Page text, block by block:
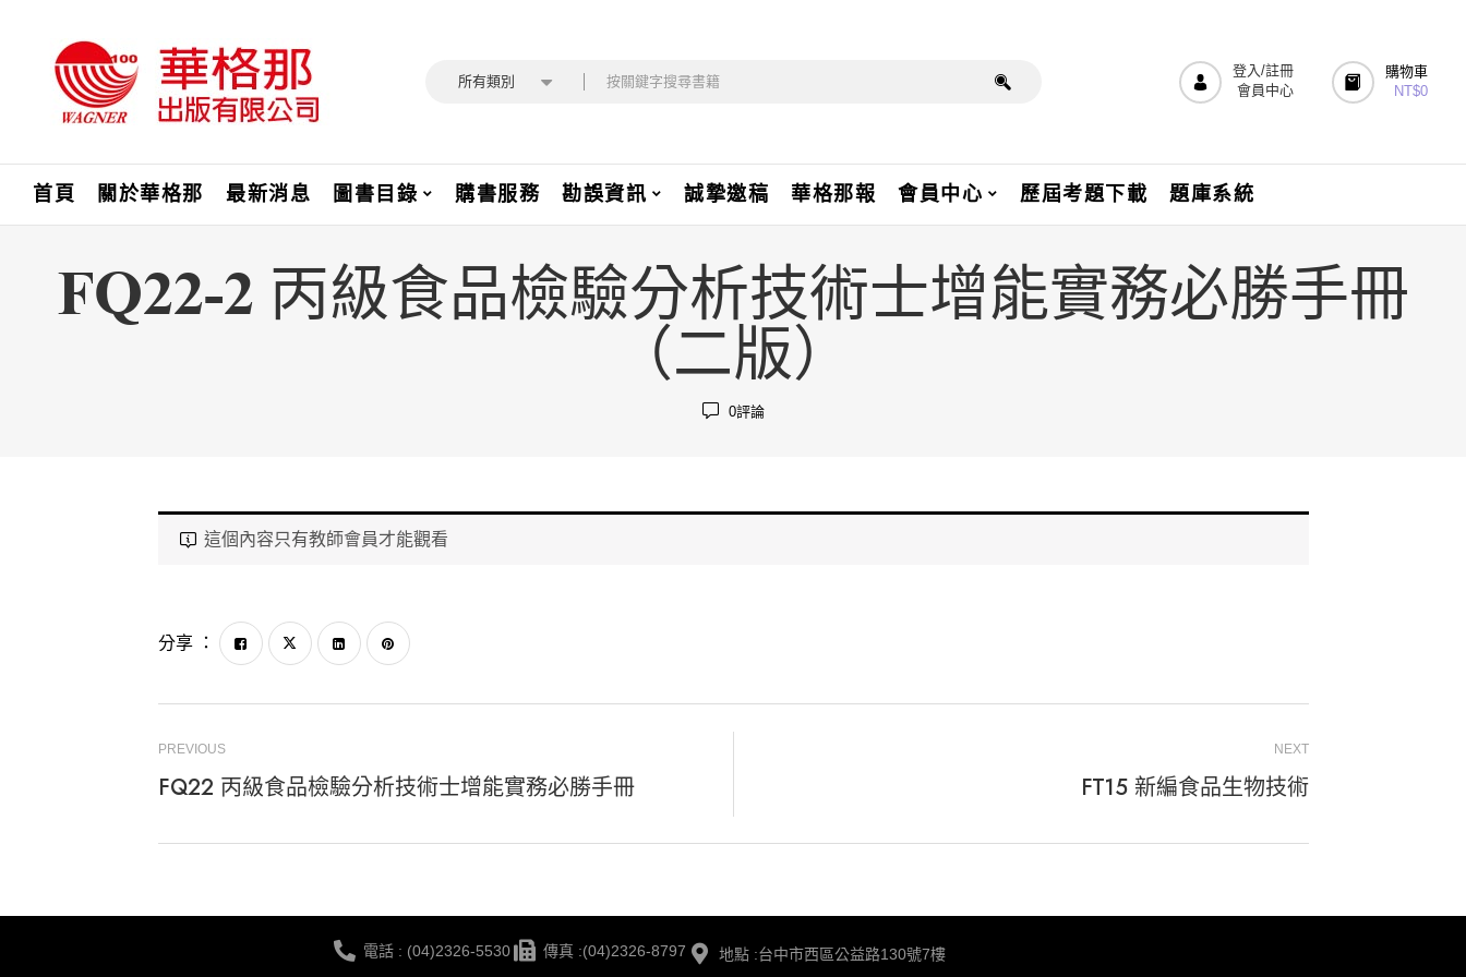
所有類別
登入/註冊
會員中心
購物車
NT$0
首頁 關於華格那 最新消息 圖書目錄 購書服務 勘誤資訊 誠摯邀稿 華格那報 會員中心 歷屆考題下載 題庫系統
FQ22-2 丙級食品檢驗分析技術士增能實務必勝手冊
（二版）
0評論
這個內容只有教師會員才能觀看
分享 ：
PREVIOUS
FQ22 丙級食品檢驗分析技術士增能實務必勝手冊
NEXT
FT15 新編食品生物技術
電話 : (04)2326-5530 傳真 :(04)2326-8797 地點 :台中市西區公益路130號7樓